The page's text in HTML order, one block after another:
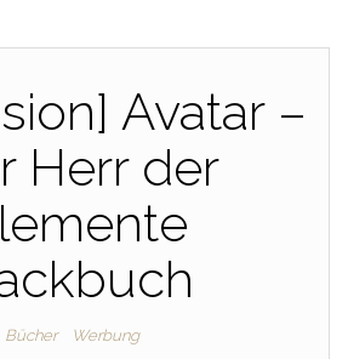
Avatar –
Herr der
Bücher Werbung